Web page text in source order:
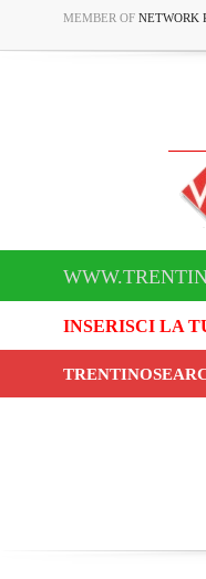
MEMBER OF NETWORK
INSERISCI LA